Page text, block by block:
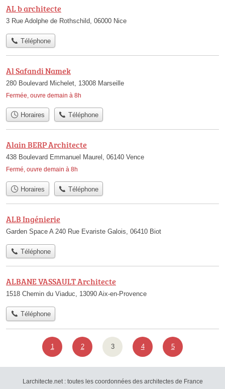
AL b architecte
3 Rue Adolphe de Rothschild, 06000 Nice
Téléphone
Al Safandi Namek
280 Boulevard Michelet, 13008 Marseille
Fermée, ouvre demain à 8h
Horaires Téléphone
Alain BERP Architecte
438 Boulevard Emmanuel Maurel, 06140 Vence
Fermé, ouvre demain à 8h
Horaires Téléphone
ALB Ingénierie
Garden Space A 240 Rue Evariste Galois, 06410 Biot
Téléphone
ALBANE VASSAULT Architecte
1518 Chemin du Viaduc, 13090 Aix-en-Provence
Téléphone
1 2 3 4 5
Larchitecte.net : toutes les coordonnées des architectes de France